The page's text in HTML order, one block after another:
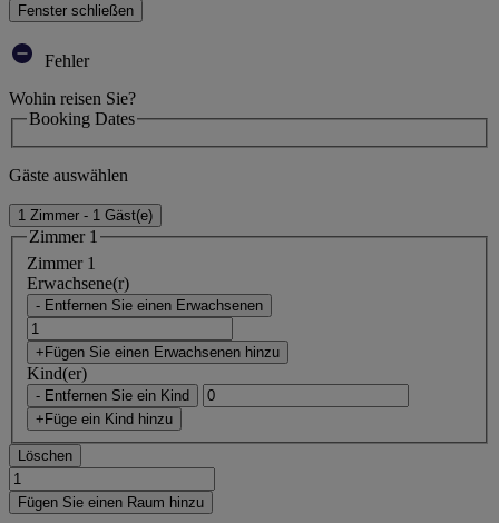
Fenster schließen
Fehler
Wohin reisen Sie?
Booking Dates
Gäste auswählen
1 Zimmer - 1 Gäst(e)
Zimmer 1
Zimmer 1
Erwachsene(r)
- Entfernen Sie einen Erwachsenen
+Fügen Sie einen Erwachsenen hinzu
Kind(er)
- Entfernen Sie ein Kind
+Füge ein Kind hinzu
Löschen
Fügen Sie einen Raum hinzu